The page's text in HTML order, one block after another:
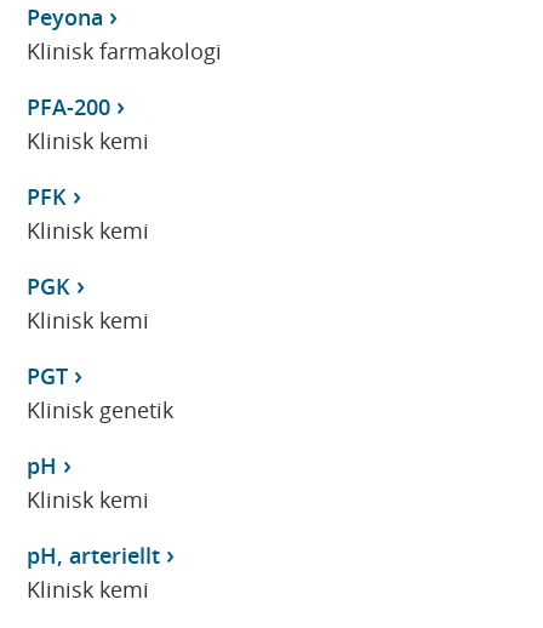
Peyona
Klinisk farmakologi
PFA-200
Klinisk kemi
PFK
Klinisk kemi
PGK
Klinisk kemi
PGT
Klinisk genetik
pH
Klinisk kemi
pH, arteriellt
Klinisk kemi